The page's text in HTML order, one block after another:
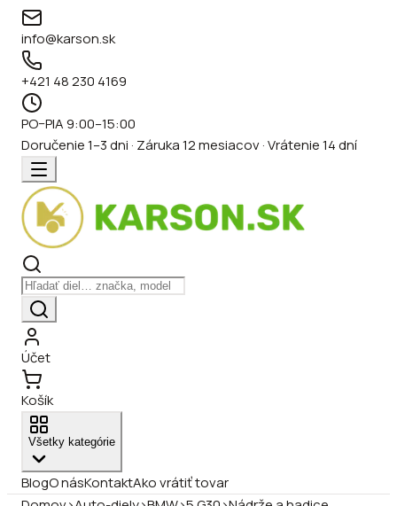
info@karson.sk
+421 48 230 4169
PO–PIA 9:00–15:00
Doručenie 1–3 dni · Záruka 12 mesiacov · Vrátenie 14 dní
Účet
Košík
Všetky kategórie
BlogO násKontaktAko vrátiť tovar